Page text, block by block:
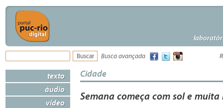
Busca avançada
texto
áudio
vídeo
Cidade
Semana começa com sol e